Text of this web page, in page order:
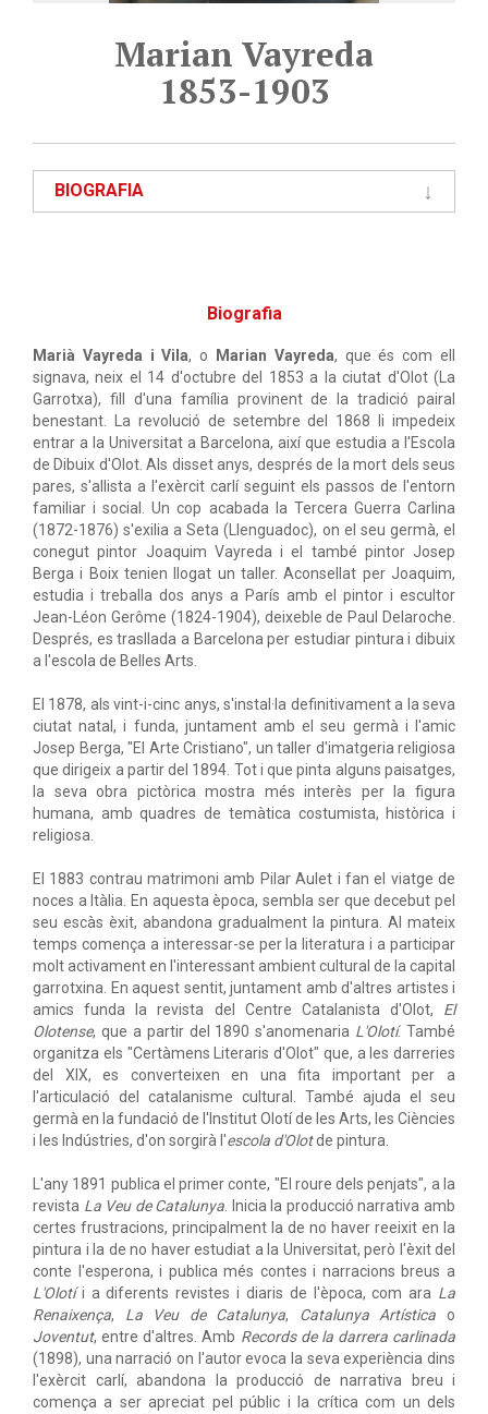
Marian Vayreda
1853-1903
BIOGRAFIA
Biografia
Marià Vayreda i Vila, o Marian Vayreda, que és com ell
signava, neix el 14 d'octubre del 1853 a la ciutat d'Olot (La
Garrotxa), fill d'una família provinent de la tradició pairal
benestant. La revolució de setembre del 1868 li impedeix
entrar a la Universitat a Barcelona, així que estudia a l'Escola
de Dibuix d'Olot. Als disset anys, després de la mort dels seus
pares, s'allista a l'exèrcit carlí seguint els passos de l'entorn
familiar i social. Un cop acabada la Tercera Guerra Carlina
(1872-1876) s'exilia a Seta (Llenguadoc), on el seu germà, el
conegut pintor Joaquim Vayreda i el també pintor Josep
Berga i Boix tenien llogat un taller. Aconsellat per Joaquim,
estudia i treballa dos anys a París amb el pintor i escultor
Jean-Léon Gerôme (1824-1904), deixeble de Paul Delaroche.
Després, es trasllada a Barcelona per estudiar pintura i dibuix
a l'escola de Belles Arts.
El 1878, als vint-i-cinc anys, s'instal·la definitivament a la seva
ciutat natal, i funda, juntament amb el seu germà i l'amic
Josep Berga, "El Arte Cristiano", un taller d'imatgeria religiosa
que dirigeix a partir del 1894. Tot i que pinta alguns paisatges,
la seva obra pictòrica mostra més interès per la figura
humana, amb quadres de temàtica costumista, històrica i
religiosa.
El 1883 contrau matrimoni amb Pilar Aulet i fan el viatge de
noces a Itàlia. En aquesta època, sembla ser que decebut pel
seu escàs èxit, abandona gradualment la pintura. Al mateix
temps comença a interessar-se per la literatura i a participar
molt activament en l'interessant ambient cultural de la capital
garrotxina. En aquest sentit, juntament amb d'altres artistes i
amics funda la revista del Centre Catalanista d'Olot, El
Olotense, que a partir del 1890 s'anomenaria L'Olotí. També
organitza els "Certàmens Literaris d'Olot" que, a les darreries
del XIX, es converteixen en una fita important per a
l'articulació del catalanisme cultural. També ajuda el seu
germà en la fundació de l'Institut Olotí de les Arts, les Ciències
i les Indústries, d'on sorgirà l'escola d'Olotde pintura.
L'any 1891 publica el primer conte, "El roure dels penjats", a la
revista La Veu de Catalunya . Inicia la producció narrativa amb
certes frustracions, principalment la de no haver reeixit en la
pintura i la de no haver estudiat a la Universitat, però l'èxit del
conte l'esperona, i publica més contes i narracions breus a
L'Olotíi a diferents revistes i diaris de l'època, com ara La
Renaixença, La Veu de Catalunya, Catalunya Artística o
Joventut, entre d'altres. Amb Records de la darrera carlinada
(1898), una narració on l'autor evoca la seva experiència dins
l'exèrcit carlí, abandona la producció de narrativa breu i
comença a ser apreciat pel públic i la crítica com un dels